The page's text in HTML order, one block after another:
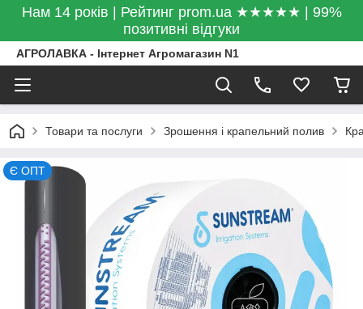
Нам 14 років | Рейтинг prom.ua ★★★★★ | 99%
позитивні відгуки
АГРОЛАВКА - Інтернет Агромагазин N1
Товари та послуги Зрошення і крапельний полив
Є ОПТ